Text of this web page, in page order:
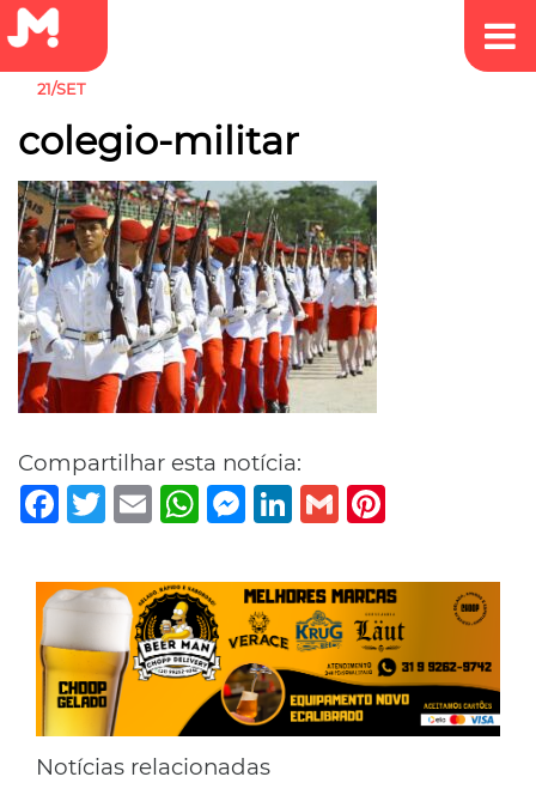
21/SET
colegio-militar
Compartilhar esta notícia:
Facebook
TwitterEmail WhatsAppMessenger
LinkedIn
Gmail
Notícias relacionadas